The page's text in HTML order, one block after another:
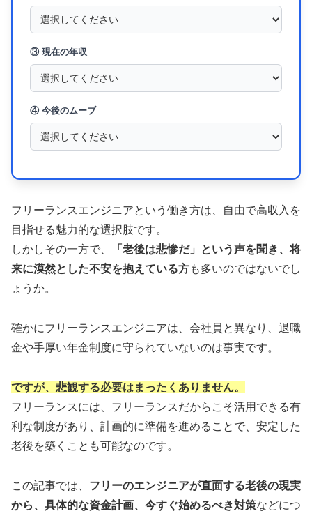
③ 現在の年収
④ 今後のムーブ
フリーランスエンジニアという働き方は、自由で高収入を
目指せる魅力的な選択肢です。
しかしその一方で、
「老後は悲惨だ」という声を聞き、将
来に漠然とした不安を抱えている方も多いのではないでし
ょうか。
確かにフリーランスエンジニアは、会社員と異なり、退職
金や手厚い年金制度に守られていないのは事実です。
ですが、悲観する必要はまったくありません。
フリーランスには、フリーランスだからこそ活用できる有
利な制度があり、計画的に準備を進めることで、安定した
老後を築くことも可能なのです。
この記事では、 フリーのエンジニアが直面する老後の現実
から、具体的な資金計画、今すぐ始めるべき対策などにつ